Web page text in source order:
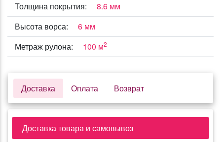
Толщина покрытия:
8.6 мм
Высота ворса:
6 мм
Метраж рулона:
100 м2
Доставка Оплата Возврат
Доставка товара и самовывоз